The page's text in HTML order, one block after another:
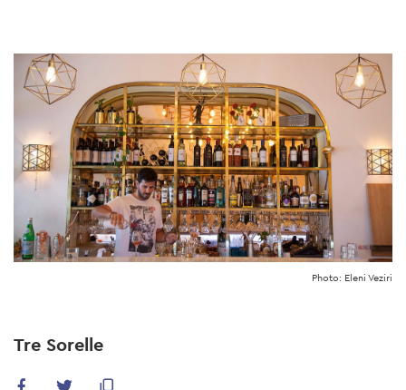
to
main
content
Photo: Eleni Veziri
Tre Sorelle